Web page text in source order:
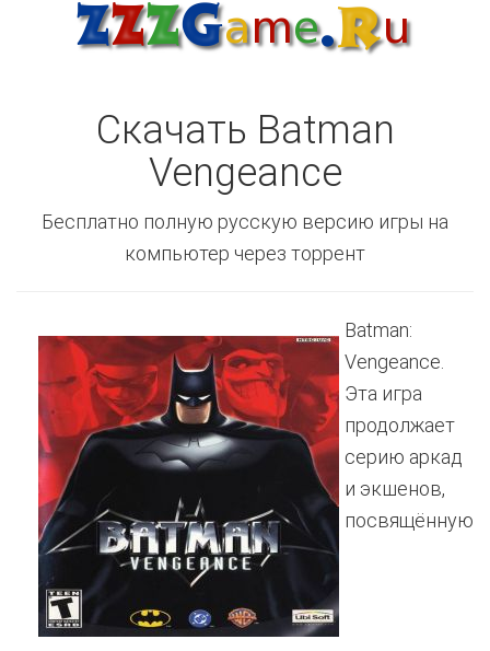
Скачать Batman
Vengeance
Бесплатно полную русскую версию игры на
компьютер через торрент
Batman:
Vengeance.
Эта игра
продолжает
серию аркад
и экшенов,
посвящённую